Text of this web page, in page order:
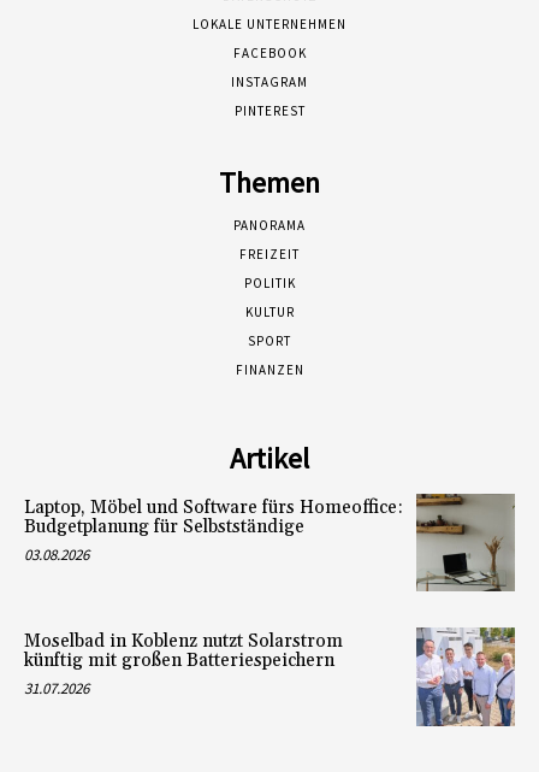
LOKALE UNTERNEHMEN
FACEBOOK
INSTAGRAM
PINTEREST
Themen
PANORAMA
FREIZEIT
POLITIK
KULTUR
SPORT
FINANZEN
Artikel
Laptop, Möbel und Software fürs Homeoffice:
Budgetplanung für Selbstständige
03.08.2026
Moselbad in Koblenz nutzt Solarstrom
künftig mit großen Batteriespeichern
31.07.2026